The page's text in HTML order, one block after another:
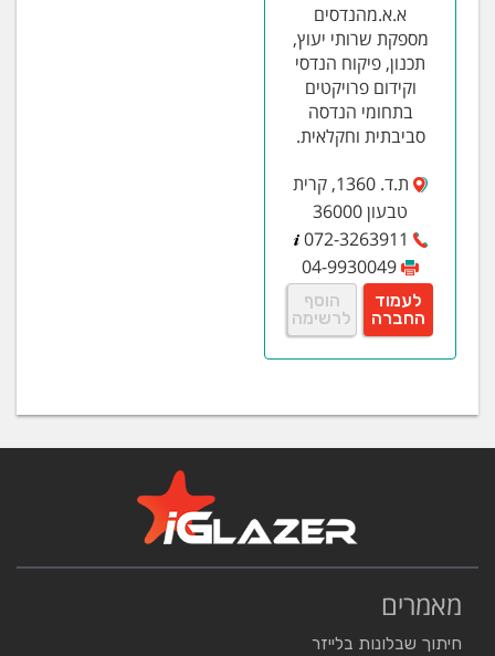
א.א.מהנדסים
מספקת שרותי יעוץ,
תכנון, פיקוח הנדסי
וקידום פרויקטים
בתחומי הנדסה
סביבתית וחקלאית.
ת.ד. 1360, קרית
טבעון 36000
072-3263911
04-9930049
לעמוד
החברה
הוסף
לרשימה
מאמרים
חיתוך שבלונות בלייזר